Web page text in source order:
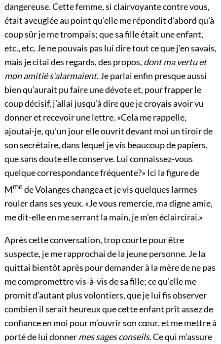
dangereuse. Cette femme, si clairvoyante contre vous,
était aveuglée au point qu’elle me répondit d’abord qu’à
coup sûr je me trompais; que sa fille était une enfant,
etc., etc. Je ne pouvais pas lui dire tout ce que j’en savais,
mais je citai des regards, des propos, dont ma vertu et
mon amitié s’alarmaient. Je parlai enfin presque aussi
bien qu’aurait pu faire une dévote et, pour frapper le
coup décisif, j’allai jusqu’à dire que je croyais avoir vu
donner et recevoir une lettre. «Cela me rappelle,
ajoutai-je, qu’un jour elle ouvrit devant moi un tiroir de
son secrétaire, dans lequel je vis beaucoup de papiers,
que sans doute elle conserve. Lui connaissez-vous
quelque correspondance fréquente?» Ici la figure de
Mmede Volanges changea et je vis quelques larmes
rouler dans ses yeux. «Je vous remercie, ma digne amie,
me dit-elle en me serrant la main, je m’en éclaircirai.»
Après cette conversation, trop courte pour être
suspecte, je me rapprochai de la jeune personne. Je la
quittai bientôt après pour demander à la mère de ne pas
me compromettre vis-à-vis de sa fille; ce qu’elle me
promit d’autant plus volontiers, que je lui fis observer
combien il serait heureux que cette enfant prît assez de
confiance en moi pour m’ouvrir son cœur, et me mettre à
porté de lui donnermes sages conseils. Ce qui m’assure